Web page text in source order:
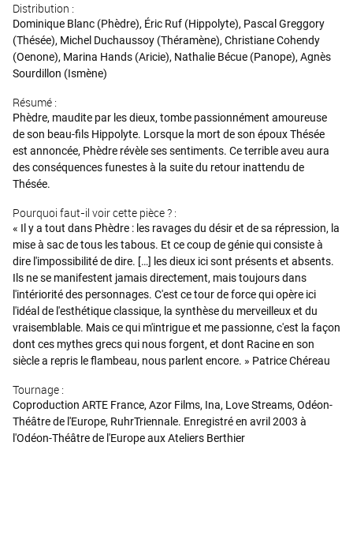
Distribution :
Dominique Blanc (Phèdre), Éric Ruf (Hippolyte), Pascal Greggory
(Thésée), Michel Duchaussoy (Théramène), Christiane Cohendy
(Oenone), Marina Hands (Aricie), Nathalie Bécue (Panope), Agnès
Sourdillon (Ismène)
Résumé :
Phèdre, maudite par les dieux, tombe passionnément amoureuse
de son beau-fils Hippolyte. Lorsque la mort de son époux Thésée
est annoncée, Phèdre révèle ses sentiments. Ce terrible aveu aura
des conséquences funestes à la suite du retour inattendu de
Thésée.
Pourquoi faut-il voir cette pièce ? :
« Il y a tout dans Phèdre : les ravages du désir et de sa répression, la
mise à sac de tous les tabous. Et ce coup de génie qui consiste à
dire l'impossibilité de dire. […] les dieux ici sont présents et absents.
Ils ne se manifestent jamais directement, mais toujours dans
l'intériorité des personnages. C'est ce tour de force qui opère ici
l'idéal de l'esthétique classique, la synthèse du merveilleux et du
vraisemblable. Mais ce qui m'intrigue et me passionne, c'est la façon
dont ces mythes grecs qui nous forgent, et dont Racine en son
siècle a repris le flambeau, nous parlent encore. » Patrice Chéreau
Tournage :
Coproduction ARTE France, Azor Films, Ina, Love Streams, Odéon-
Théâtre de l'Europe, RuhrTriennale. Enregistré en avril 2003 à
l'Odéon-Théâtre de l'Europe aux Ateliers Berthier